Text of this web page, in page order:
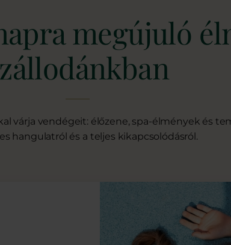
megújuló
várja vendégeit: élőzene, spa-élmények és
hangulatról és a teljes kikapcsolódásról.